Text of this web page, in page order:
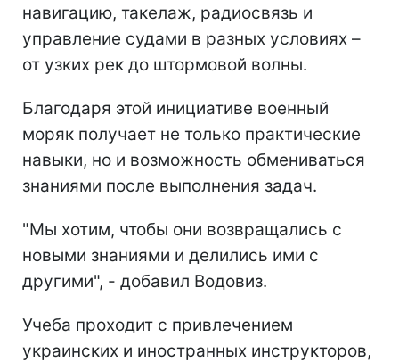
навигацию, такелаж, радиосвязь и
управление судами в разных условиях –
от узких рек до штормовой волны.
Благодаря этой инициативе военный
моряк получает не только практические
навыки, но и возможность обмениваться
знаниями после выполнения задач.
"Мы хотим, чтобы они возвращались с
новыми знаниями и делились ими с
другими", - добавил Водовиз.
Учеба проходит с привлечением
украинских и иностранных инструкторов,